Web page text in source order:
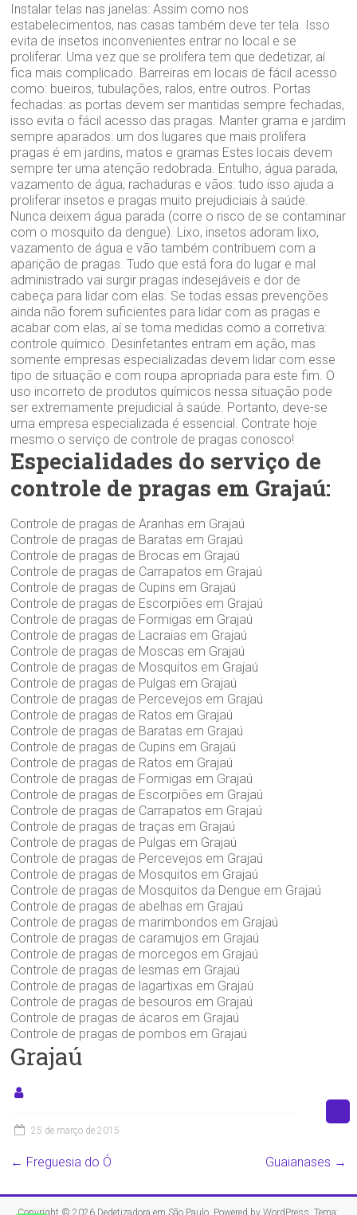
Instalar telas nas janelas: Assim como nos
estabelecimentos, nas casas também deve ter tela. Isso
evita de insetos inconvenientes entrar no local e se
proliferar. Uma vez que se prolifera tem que dedetizar, aí
fica mais complicado. Barreiras em locais de fácil acesso
como: bueiros, tubulações, ralos, entre outros. Portas
fechadas: as portas devem ser mantidas sempre fechadas,
isso evita o fácil acesso das pragas. Manter grama e jardim
sempre aparados: um dos lugares que mais prolifera
pragas é em jardins, matos e gramas Estes locais devem
sempre ter uma atenção redobrada. Entulho, água parada,
vazamento de água, rachaduras e vãos: tudo isso ajuda a
proliferar insetos e pragas muito prejudiciais à saúde.
Nunca deixem água parada (corre o risco de se contaminar
com o mosquito da dengue). Lixo, insetos adoram lixo,
vazamento de água e vão também contribuem com a
aparição de pragas. Tudo que está fora do lugar e mal
administrado vai surgir pragas indesejáveis e dor de
cabeça para lidar com elas. Se todas essas prevenções
ainda não forem suficientes para lidar com as pragas e
acabar com elas, aí se toma medidas como a corretiva:
controle químico. Desinfetantes entram em ação, mas
somente empresas especializadas devem lidar com esse
tipo de situação e com roupa apropriada para este fim. O
uso incorreto de produtos químicos nessa situação pode
ser extremamente prejudicial à saúde. Portanto, deve-se
uma empresa especializada é essencial. Contrate hoje
mesmo o serviço de controle de pragas conosco!
Especialidades do serviço de
controle de pragas em Grajaú:
Controle de pragas de Aranhas em Grajaú
Controle de pragas de Baratas em Grajaú
Controle de pragas de Brocas em Grajaú
Controle de pragas de Carrapatos em Grajaú
Controle de pragas de Cupins em Grajaú
Controle de pragas de Escorpiões em Grajaú
Controle de pragas de Formigas em Grajaú
Controle de pragas de Lacraias em Grajaú
Controle de pragas de Moscas em Grajaú
Controle de pragas de Mosquitos em Grajaú
Controle de pragas de Pulgas em Grajaú
Controle de pragas de Percevejos em Grajaú
Controle de pragas de Ratos em Grajaú
Controle de pragas de Baratas em Grajaú
Controle de pragas de Cupins em Grajaú
Controle de pragas de Ratos em Grajaú
Controle de pragas de Formigas em Grajaú
Controle de pragas de Escorpiões em Grajaú
Controle de pragas de Carrapatos em Grajaú
Controle de pragas de traças em Grajaú
Controle de pragas de Pulgas em Grajaú
Controle de pragas de Percevejos em Grajaú
Controle de pragas de Mosquitos em Grajaú
Controle de pragas de Mosquitos da Dengue em Grajaú
Controle de pragas de abelhas em Grajaú
Controle de pragas de marimbondos em Grajaú
Controle de pragas de caramujos em Grajaú
Controle de pragas de morcegos em Grajaú
Controle de pragas de lesmas em Grajaú
Controle de pragas de lagartixas em Grajaú
Controle de pragas de besouros em Grajaú
Controle de pragas de ácaros em Grajaú
Controle de pragas de pombos em Grajaú
Grajaú
25 de março de 2015
← Freguesia do Ó Guaianases →
Copyright © 2026 Dedetizadora em São Paulo . Powered byWordPress . Tema: